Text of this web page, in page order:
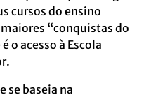
cursos do ensino
“conquistas do
o acesso à Escola
se baseia na